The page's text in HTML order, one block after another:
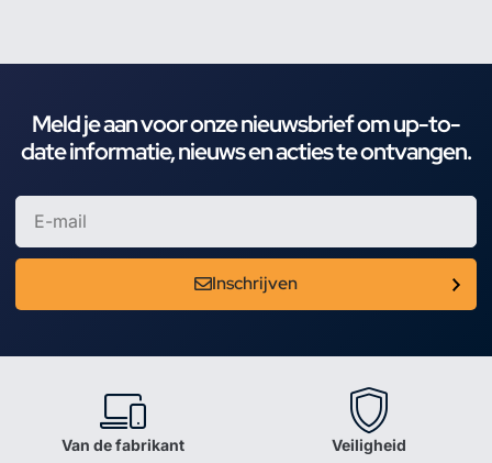
Meld je aan voor onze nieuwsbrief om up-to-
date informatie, nieuws en acties te ontvangen.
Inschrijven
Van de fabrikant Veiligheid